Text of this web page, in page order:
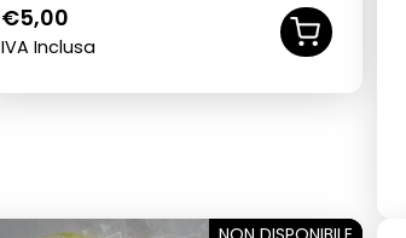
€5,00
IVA Inclusa